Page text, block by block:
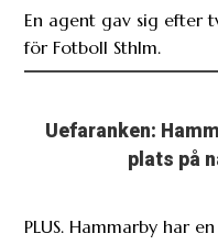
En agent gav sig efter
för Fotboll Sthlm.
Uefaranken:
plats på
PLUS. Hammarby har